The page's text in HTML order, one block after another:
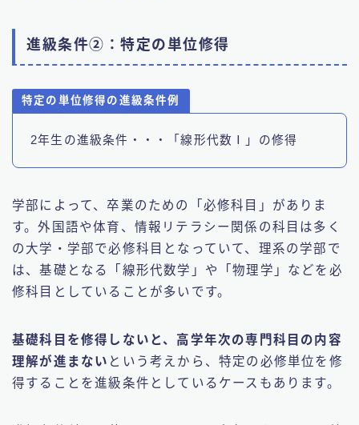
進級条件②：特定の単位修得
特定の単位修得の進級条件例
2年生の進級条件・・・「線形代数Ⅰ」の修得
学部によって、卒業のための「必修科目」がありま
す。外国語や体育、情報リテラシー関係の科目は多く
の大学・学部で必修科目となっていて、理系の学部で
は、基礎となる「線形代数学」や「物理学」などを必
修科目としていることが多いです。
基礎科目を修得しないと、高学年次の専門科目の内容
理解が進まない という考えから、特定の必修単位を修
得することを進級条件としているケースもあります。